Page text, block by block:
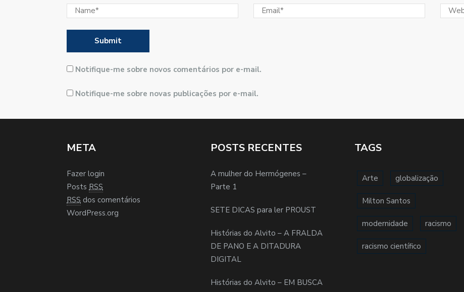
Notifique-me sobre novos comentários por e-mail.
Notifique-me sobre novas publicações por e-mail.
META
Fazer login
Posts RSS
RSS dos comentários
WordPress.org
POSTS RECENTES
A mulher do Hermógenes –
Parte 1
SETE DICAS para ler PROUST
Histórias do Alvito – A FRALDA
DE PANO E A DITADURA
DIGITAL
Histórias do Alvito – EM BUSCA
TAGS
Arte globalização
Milton Santos
modernidade racismo
racismo científico